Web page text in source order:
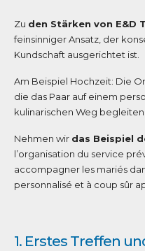
Zu den Stärken von E&D
feinsinniger Ansatz, der
Kundschaft ausgerichtet ist.
Am Beispiel Hochzeit: Die
die das Paar auf einem
kulinarischen Weg begleiten.
Nehmen wir das Beispiel
l’organisation du service
accompagner les mariés
personnalisé et à coup sûr
1. Erstes Treffen